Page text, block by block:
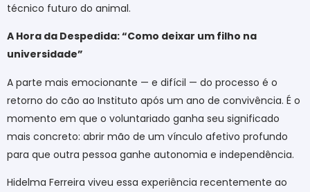
técnico futuro do animal.
A Hora da Despedida: “Como deixar um filho na
universidade”
A parte mais emocionante — e difícil — do processo é o
retorno do cão ao Instituto após um ano de convivência. É o
momento em que o voluntariado ganha seu significado
mais concreto: abrir mão de um vínculo afetivo profundo
para que outra pessoa ganhe autonomia e independência.
Hidelma Ferreira viveu essa experiência recentemente ao